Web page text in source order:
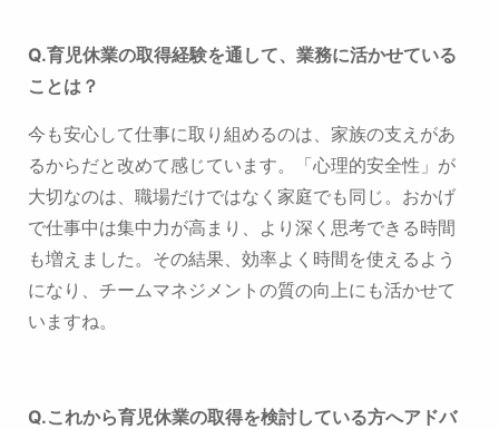
Q.育児休業の取得経験を通して、業務に活かせている
ことは ？
今も安心して仕事に取り組めるのは、家族の支えがあ
るからだと改めて感じています。
「心理的安全性」が
大切なのは、職場だけではなく家庭でも同じ。 おかげ
で仕事中は集中力が高まり、より深く思考できる時間
も増えました。 その結果、効率よく時間を使えるよう
になり、チームマネジメントの質の向上にも活かせて
いますね。
Q.これから育児休業の取得を検討している方へアドバ